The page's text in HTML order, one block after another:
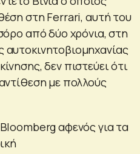
στη Ferrari, αυτή του
από δύο χρόνια, στη
δεν πιστεύει ότι
με πολλούς
αφενός για τα